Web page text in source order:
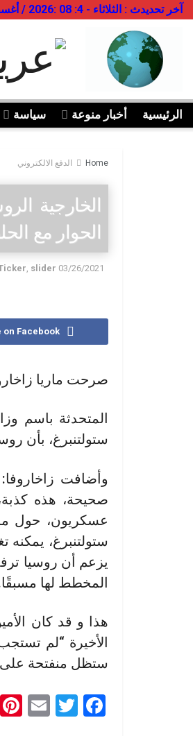
آخر تحديدث : الثلاثاء - 4: 08 :2026 / أغسطس - 11:59:15 صباحًا
الرئيسية أخبار منوعة سياسة
Home الدفع الالكتروني
الخارجية
الحوار مع
03/26/2021
slider
on Facebook
صرحت ماريا
المتحدثة باسم
ستولتنبرغ، بأن
وأضافت
صحيحة، هذه
عسكريون، حول
ستولتنبرغ، يمكنه
يزعم أن روسيا
المخطط لها مسبقًا.
هذا و قد كان
الأخيرة “لم
ستظل منفتحة على
F
T
E